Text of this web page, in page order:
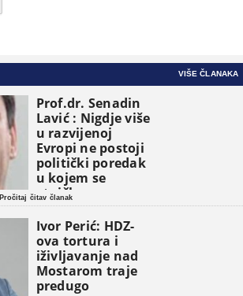
VIŠE ČLANAKA
Prof.dr. Senadin
Lavić : Nigdje više
u razvijenoj
Evropi ne postoji
politički poredak
u kojem se
etničke grupe
pojavljuju kao
osnovne
političke jedinice
Pročitaj čitav članak
Ivor Perić: HDZ-
ova tortura i
iživljavanje nad
Mostarom traje
predugo